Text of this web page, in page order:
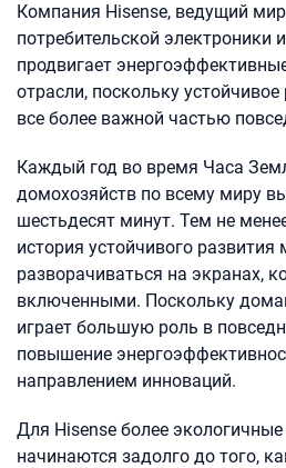
Компания Hisense, ведущий
потребительской электроники
продвигает
отрасли, поскольку устойчивое
все более важной частью
Каждый год во время Часа
домохозяйств по всему миру
шестьдесят минут. Тем не
история устойчивого развития
разворачиваться на экранах,
включенными. Поскольку
играет большую роль в
повышение
направлением инноваций.
Для Hisense более экологичные
начинаются задолго до того,